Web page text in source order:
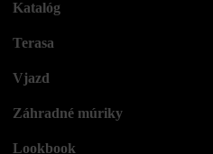
Katalóg
Terasa
Vjazd
Záhradné múriky
Lookbook